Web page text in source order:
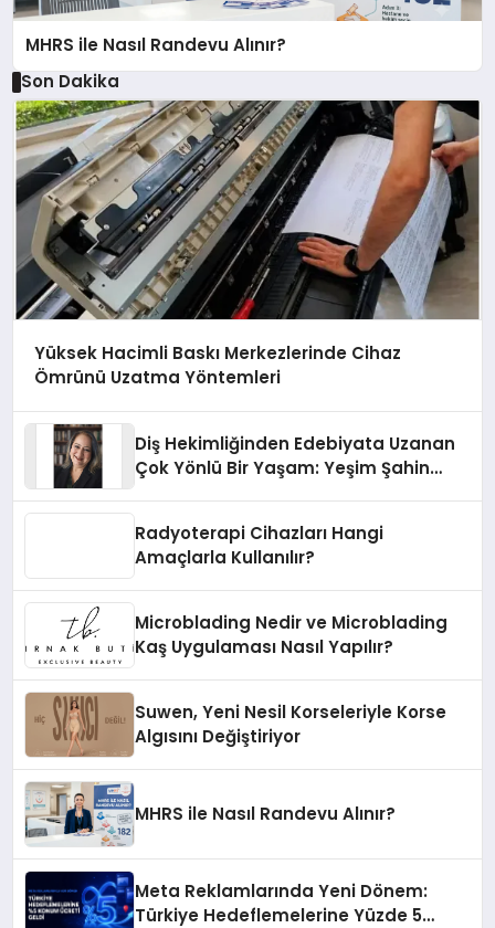
MHRS ile Nasıl Randevu Alınır?
Son Dakika
Yüksek Hacimli Baskı Merkezlerinde Cihaz
Ömrünü Uzatma Yöntemleri
Diş Hekimliğinden Edebiyata Uzanan
Çok Yönlü Bir Yaşam: Yeşim Şahin
Radyoterapi Cihazları Hangi
Amaçlarla Kullanılır?
Microblading Nedir ve Microblading
Kaş Uygulaması Nasıl Yapılır?
Suwen, Yeni Nesil Korseleriyle Korse
Algısını Değiştiriyor
MHRS ile Nasıl Randevu Alınır?
Meta Reklamlarında Yeni Dönem:
Türkiye Hedeflemelerine Yüzde 5